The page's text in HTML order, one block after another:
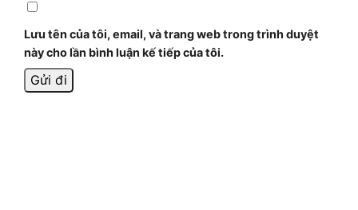
Lưu tên của tôi, email, và trang web trong trình duyệt
này cho lần bình luận kế tiếp của tôi.